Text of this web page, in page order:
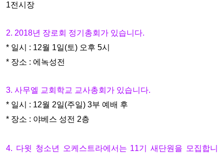
1전시장
2. 2018년 장로회 정기총회가 있습니다.
* 일시 : 12월 1일(토) 오후 5시
* 장소 : 에녹성전
3. 사무엘 교회학교 교사총회가 있습니다.
* 일시 : 12월 2일(주일) 3부 예배 후
* 장소 : 야베스 성전 2층
4. 다윗 청소년 오케스트라에서는 11기 새단원을 모집합니